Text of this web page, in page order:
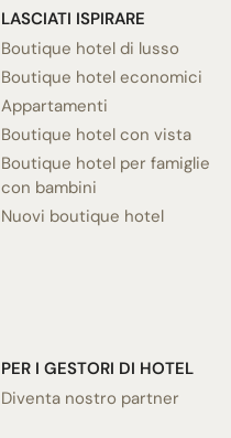
LASCIATI ISPIRARE
Boutique hotel di lusso
Boutique hotel economici
Appartamenti
Boutique hotel con vista
Boutique hotel per famiglie
con bambini
Nuovi boutique hotel
PER I GESTORI DI HOTEL
Diventa nostro partner